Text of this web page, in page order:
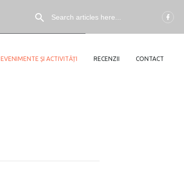
EVENIMENTE ȘI ACTIVITĂȚI RECENZII CONTACT